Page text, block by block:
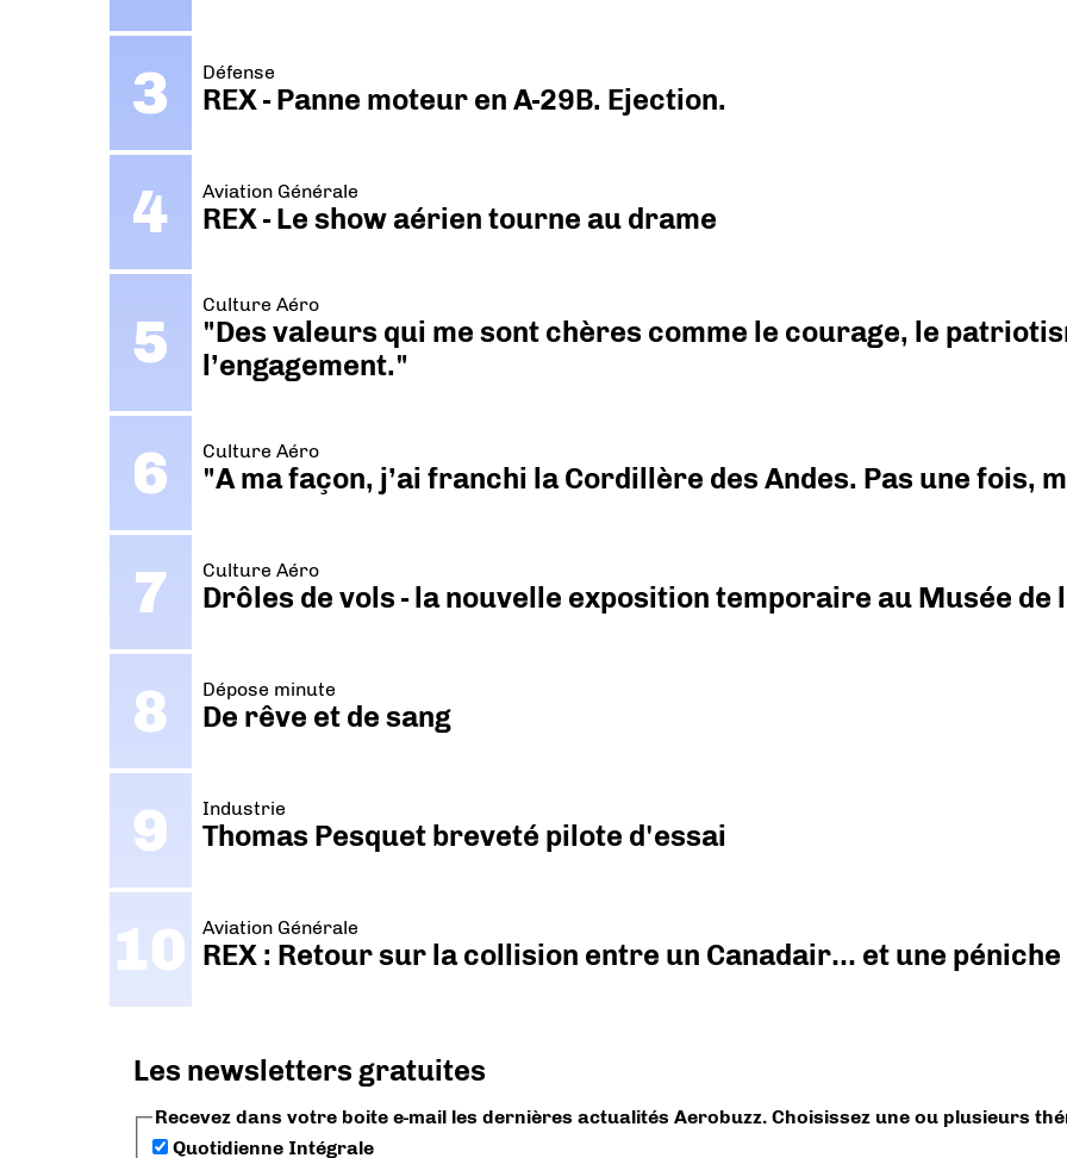
Défense
REX - Panne moteur en A-29B. Ejection.
Aviation Générale
REX - Le show aérien tourne au drame
Culture Aéro
"Des valeurs qui me sont chères comme le courage, le
l’engagement."
Culture Aéro
"A ma façon, j’ai franchi la Cordillère des Andes. Pas une fois,
Culture Aéro
Drôles de vols - la nouvelle exposition temporaire au Musée de
Dépose minute
De rêve et de sang
Industrie
Thomas Pesquet breveté pilote d'essai
Aviation Générale
REX : Retour sur la collision entre un Canadair… et une péniche
Les newsletters gratuites
Recevez dans votre boite e-mail les dernières actualités Aerobuzz. Choisissez une ou plusieurs
Quotidienne Intégrale